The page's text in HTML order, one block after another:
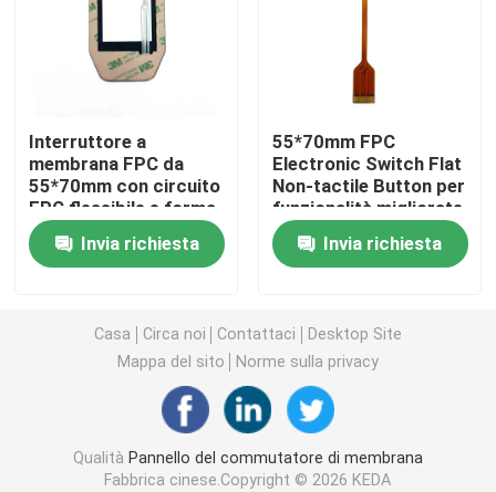
Commutatore di membrana dell'ANIMALE DOMESTICO
Commutatore di membrana del LED
Commutatore di membrana della lampadina
Commutatore di membrana del PWB
Pannello interruttori in acrilico
Tastiere della gomma di silicone
Interruttore a
membrana FPC da
55*70mm con circuito
FPC flessibile e forma
di goffratura del
bordo Invia richiesta
55*70mm FPC
Electronic Switch Flat
Non-tactile Button per
funzionalità migliorate
Invia richiesta
Casa Circa noi Contattaci
Desktop Site
Mappa del sito
Norme sulla privacy
Qualità Pannello del commutatore di membrana
Fabbrica cinese.Copyright © 2026 KEDA